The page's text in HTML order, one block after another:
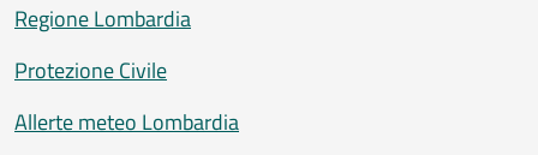
Regione Lombardia
Protezione Civile
Allerte meteo Lombardia